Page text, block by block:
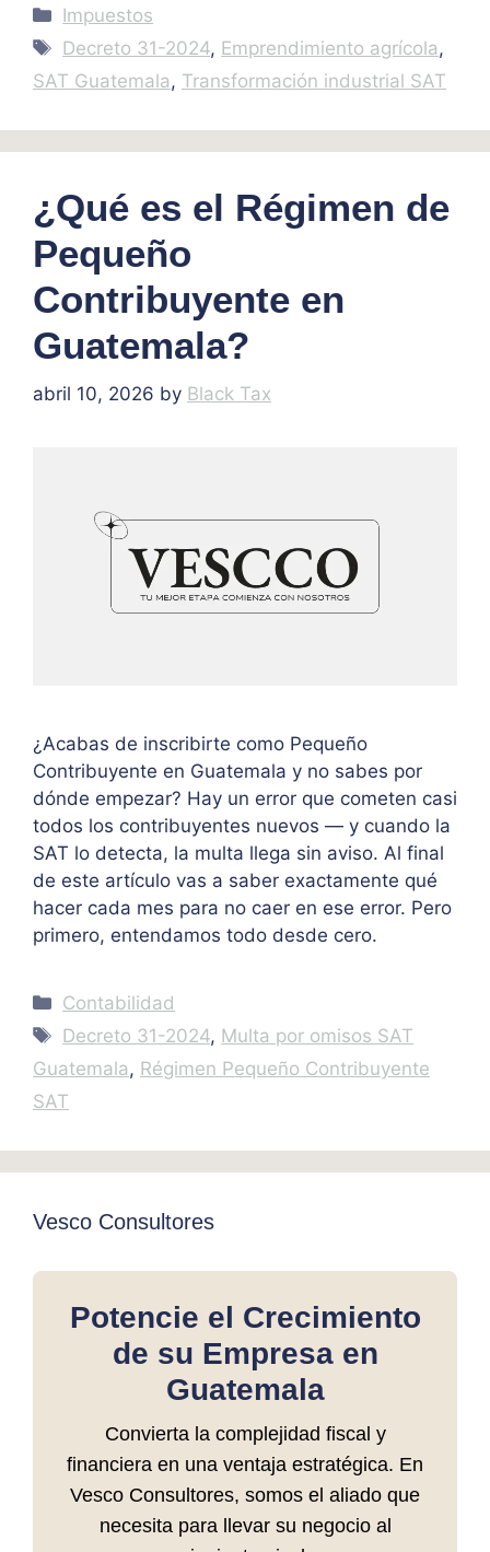
Categories
Impuestos
Tags
Decreto 31-2024, Emprendimiento agrícola,
SAT Guatemala, Transformación industrial SAT
¿Qué es el Régimen de
Pequeño
Contribuyente en
Guatemala?
abril 10, 2026 by Black Tax
¿Acabas de inscribirte como Pequeño
Contribuyente en Guatemala y no sabes por
dónde empezar? Hay un error que cometen casi
todos los contribuyentes nuevos — y cuando la
SAT lo detecta, la multa llega sin aviso. Al final
de este artículo vas a saber exactamente qué
hacer cada mes para no caer en ese error. Pero
primero, entendamos todo desde cero.
Categories
Contabilidad
Tags
Decreto 31-2024, Multa por omisos SAT
Guatemala, Régimen Pequeño Contribuyente
SAT
Vesco Consultores
Potencie el Crecimiento
de su Empresa en
Guatemala
Convierta la complejidad fiscal y
financiera en una ventaja estratégica. En
Vesco Consultores, somos el aliado que
necesita para llevar su negocio al